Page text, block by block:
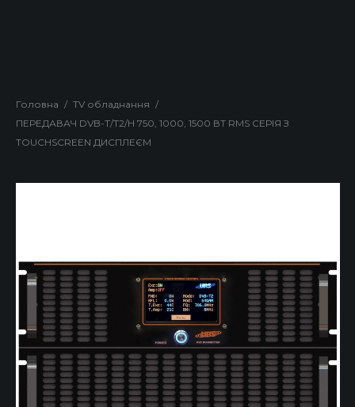
Головна / TV обладнання /
ПЕРЕДАВАЧ DVB-T/T2/H 750, 1000, 1500 ВТ RMS СЕРІЯ З
TOUCHSCREEN ДИСПЛЕЄМ